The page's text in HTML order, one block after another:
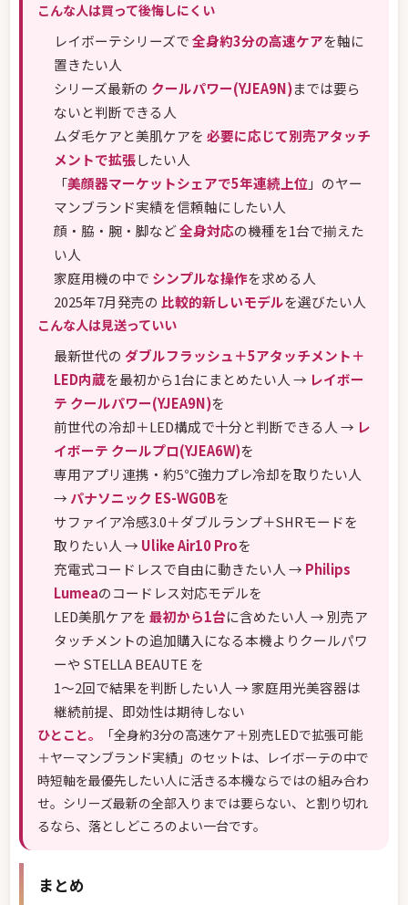
こんな人は買って後悔しにくい
レイボーテシリーズで全身約3分の高速ケアを軸に
置きたい人
シリーズ最新の クールパワー(YJEA9N)までは要ら
ないと判断できる人
ムダ毛ケアと美肌ケアを 必要に応じて別売アタッチ
メントで拡張したい人
「美顔器マーケットシェアで5年連続上位 」のヤー
マンブランド実績を信頼軸にしたい人
顔・脇・腕・脚など全身対応の機種を1台で揃えた
い人
家庭用機の中で シンプルな操作を求める人
2025年7月発売の 比較的新しいモデルを選びたい人
こんな人は見送っていい
最新世代の ダブルフラッシュ＋5アタッチメント＋
LED内蔵を最初から1台にまとめたい人 → レイボー
テ クールパワー(YJEA9N)を
前世代の冷却＋LED構成で十分と判断できる人 → レ
イボーテ クールプロ(YJEA6W)を
専用アプリ連携・約5℃強力プレ冷却を取りたい人
→ パナソニック ES-WG0Bを
サファイア冷感3.0＋ダブルランプ＋SHRモードを
取りたい人 → Ulike Air10 Proを
充電式コードレスで自由に動きたい人 → Philips
Lumeaのコードレス対応モデルを
LED美肌ケアを 最初から1台に含めたい人 → 別売ア
タッチメントの追加購入になる本機よりクールパワ
ーや STELLA BEAUTE を
1〜2回で結果を判断したい人 → 家庭用光美容器は
継続前提、即効性は期待しない
ひとこと。
「全身約3分の高速ケア＋別売LEDで拡張可能
＋ヤーマンブランド実績」のセットは、レイボーテの中で
時短軸を最優先したい人に活きる本機ならではの組み合わ
せ。シリーズ最新の全部入りまでは要らない、と割り切れ
るなら、落としどころのよい一台です。
まとめ